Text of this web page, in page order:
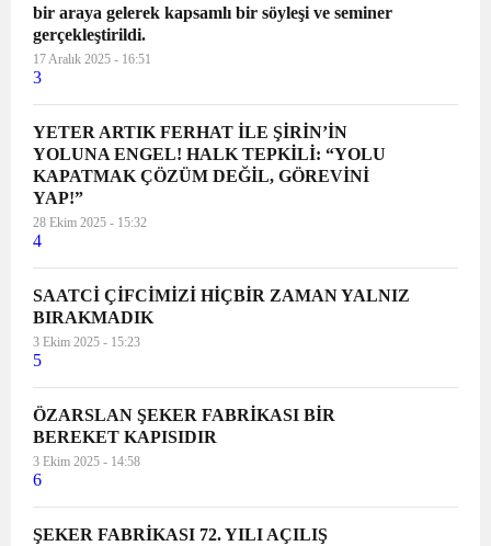
bir araya gelerek kapsamlı bir söyleşi ve seminer
gerçekleştirildi.
17 Aralık 2025 - 16:51
3
YETER ARTIK FERHAT İLE ŞİRİN’İN
YOLUNA ENGEL! HALK TEPKİLİ: “YOLU
KAPATMAK ÇÖZÜM DEĞİL, GÖREVİNİ
YAP!”
28 Ekim 2025 - 15:32
4
SAATCİ ÇİFCİMİZİ HİÇBİR ZAMAN YALNIZ
BIRAKMADIK
3 Ekim 2025 - 15:23
5
ÖZARSLAN ŞEKER FABRİKASI BİR
BEREKET KAPISIDIR
3 Ekim 2025 - 14:58
6
ŞEKER FABRİKASI 72. YILI AÇILIŞ